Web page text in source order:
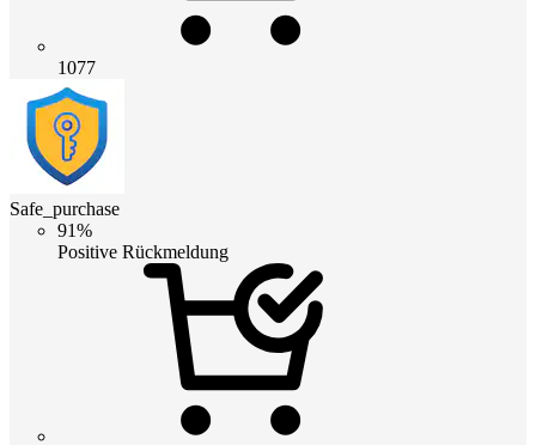
1077
Safe_purchase
91%
Positive Rückmeldung